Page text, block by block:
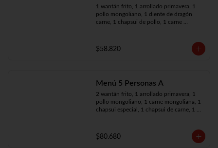
1 wantán frito, 1 arrollado primavera, 1
pollo mongoliano, 1 diente de dragón
carne, 1 chapsui de pollo, 1 carne
$58.820
Menú 5 Personas A
2 wantán frito, 1 arrollado primavera, 1
pollo mongoliano, 1 carne mongoliana, 1
chapsui especial, 1 chapsui de carne, 1
$80.680